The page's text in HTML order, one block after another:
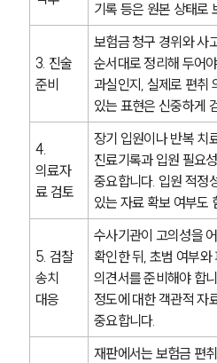
AI대
업무
형사 주요
사례분석/
형사 법
법률지
형사소송·
업무
형사그룹
전체
구성원
기록 등은 원본 상태로
3. 진술
준비
보험금 청구 경위와 사
순서대로 정리해 두어
과실인지, 실제로 편취
있는 표현은 신중하게
4.
의료자
료 검토
장기 입원이나 반복 치
진료기록과 입원 필요
중요합니다. 입원 적정
있는 자료 확보 여부도
5. 검찰
송치
대응
수사기관이 고의성을
확인한 뒤, 초범 여부
의견서를 준비해야 합
정도에 대한 객관적 자
중요합니다.
재판에서는 보험금 편